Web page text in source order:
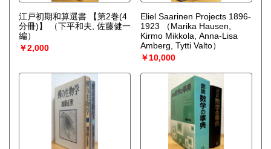
江戸初期和算選書 【第2巻(4
分冊)】
（下平和夫, 佐藤健一
編）
￥2,000
Eliel Saarinen Projects 1896-
1923
（Marika Hausen,
Kirmo Mikkola, Anna-Lisa
Amberg, Tytti Valto）
￥10,000